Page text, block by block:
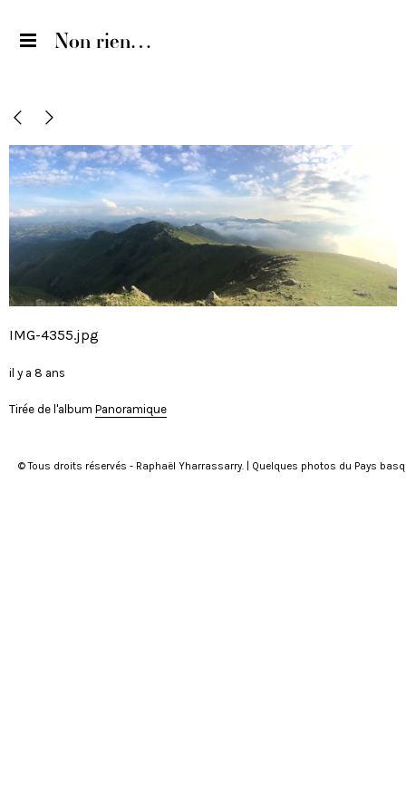
Non rien…
IMG-4355.jpg
il y a 8 ans
Tirée de l'album Panoramique
© Tous droits réservés - Raphaël Yharrassarry. | Quelques photos du Pays